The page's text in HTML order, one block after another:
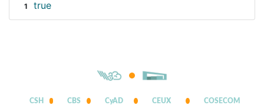
1 true
CSH CBS CyAD CEUX COSECOM